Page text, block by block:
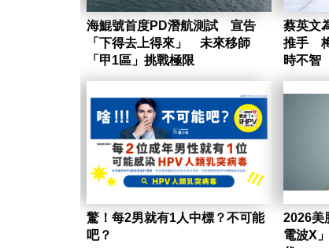
海鯤號首度PD潛航測試 宣告
「下得去上得來」 未來移師
「甲1區」挑戰極限
蔡英文
推手
時不智
驚！每2男就有1人中標？不可能
吧？
2026美
電波X